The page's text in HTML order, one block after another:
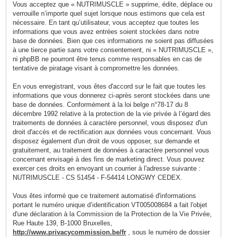
Vous acceptez que « NUTRIMUSCLE » supprime, édite, déplace ou
verrouille n’importe quel sujet lorsque nous estimons que cela est
nécessaire. En tant qu’utilisateur, vous acceptez que toutes les
informations que vous avez entrées soient stockées dans notre
base de données. Bien que ces informations ne soient pas diffusées
à une tierce partie sans votre consentement, ni « NUTRIMUSCLE »,
ni phpBB ne pourront être tenus comme responsables en cas de
tentative de piratage visant à compromettre les données.
En vous enregistrant, vous êtes d'accord sur le fait que toutes les
informations que vous donnerez ci-après seront stockées dans une
base de données. Conformément à la loi belge n°78-17 du 8
décembre 1992 relative à la protection de la vie privée à l’égard des
traitements de données à caractère personnel, vous disposez d'un
droit d'accès et de rectification aux données vous concernant. Vous
disposez également d'un droit de vous opposer, sur demande et
gratuitement, au traitement de données à caractère personnel vous
concernant envisagé à des fins de marketing direct. Vous pouvez
exercer ces droits en envoyant un courrier à l'adresse suivante :
NUTRIMUSCLE - CS 51454 - F-54414 LONGWY CEDEX.
Vous êtes informé que ce traitement automatisé d'informations
portant le numéro unique d’identification VT005008684 a fait l'objet
d'une déclaration à la Commission de la Protection de la Vie Privée,
Rue Haute 139, B-1000 Bruxelles,
http://www.privacycommission.be/fr , sous le numéro de dossier